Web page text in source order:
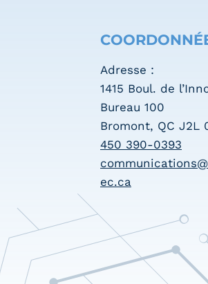
Adresse :
1415 Boul. de
Bureau 100
Bromont, QC J2L
450 390-0393
ec.ca